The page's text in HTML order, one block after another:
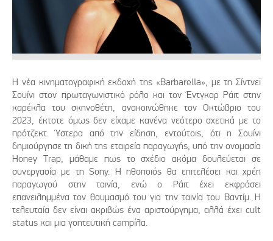
Η νέα κινηματογραφική εκδοχή της «Barbarella», με τη Σίντνεϊ
Σουίνι στον πρωταγωνιστικό ρόλο και τον Έντγκαρ Ράιτ στην
καρέκλα του σκηνοθέτη, ανακοινώθηκε τον Οκτώβριο του
2023, έκτοτε όμως δεν είχαμε κανένα νεότερο σχετικά με το
πρότζεκτ. Ύστερα από την είδηση, εντούτοις, ότι η Σουίνι
δημιούργησε τη δική της εταιρεία παραγωγής, υπό την ονομασία
Honey Trap, μάθαμε πως το σχέδιο ακόμα δουλεύεται σε
συνεργασία με τη Sony. Η ηθοποιός θα επιτελέσει και χρέη
παραγωγού στην ταινία, ενώ ο Ράιτ έχει εκφράσει
επανειλημμένα τον θαυμασμό του για την ταινία του Βαντίμ. Η
τελευταία δεν είναι ακριβώς ένα αριστούργημα, αλλά έχει cult
status και μια γοητευτική campίλα.